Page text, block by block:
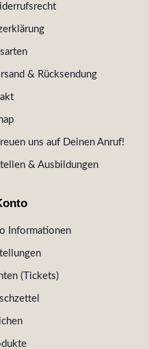
& Rücksendung
uns auf Deinen Anruf!
& Ausbildungen
Informationen
(Tickets)